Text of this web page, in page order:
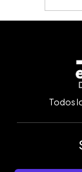
Todos